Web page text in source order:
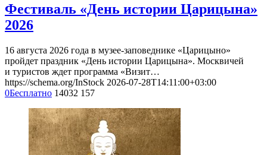
Фестиваль «День истории Царицына»
2026
16 августа 2026 года в музее-заповеднике «Царицыно»
пройдет праздник «День истории Царицына». Москвичей
и туристов ждет программа «Визит…
https://schema.org/InStock 2026-07-28T14:11:00+03:00
0Бесплатно 14032 157